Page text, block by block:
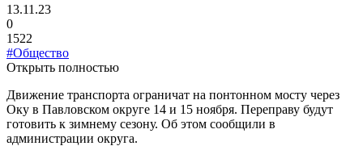
13.11.23
0
1522
#Общество
Открыть полностью
Движение транспорта ограничат на понтонном мосту через
Оку в Павловском округе 14 и 15 ноября. Переправу будут
готовить к зимнему сезону. Об этом сообщили в
администрации округа.